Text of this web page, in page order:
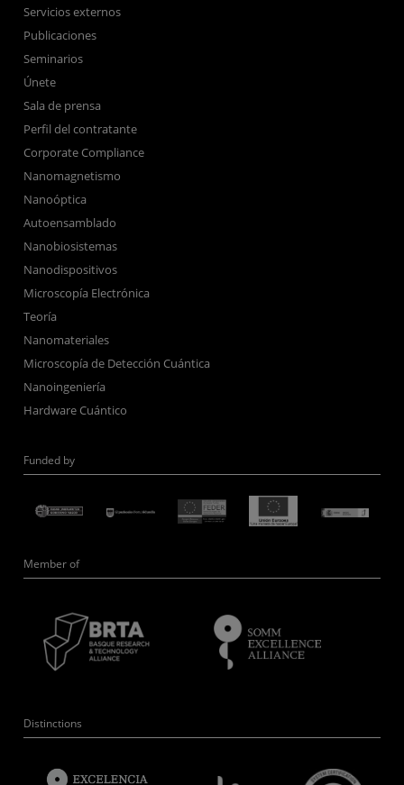
Servicios externos
Publicaciones
Seminarios
Únete
Sala de prensa
Perfil del contratante
Corporate Compliance
Nanomagnetismo
Nanoóptica
Autoensamblado
Nanobiosistemas
Nanodispositivos
Microscopía Electrónica
Teoría
Nanomateriales
Microscopía de Detección Cuántica
Nanoingeniería
Hardware Cuántico
Funded by
Member of
Distinctions